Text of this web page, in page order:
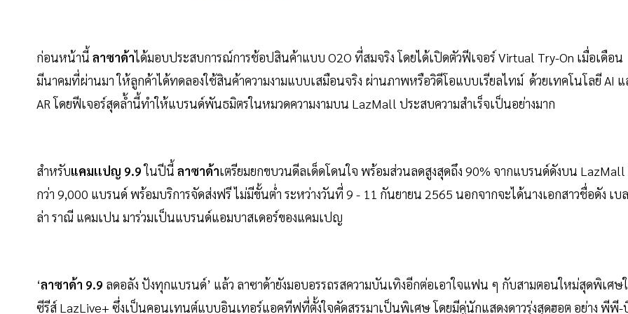
ก่อนหน้านี้ ลาซาด้าได้มอบประสบการณ์การช้อปสินค้าแบบ O2O ที่สมจริง โดยได้เปิดตัวฟีเจอร์ Virtual Try-On เมื่อเดือน
มีนาคมที่ผ่านมา ให้ลูกค้าได้ทดลองใช้สินค้าความงามแบบเสมือนจริง ผ่านภาพหรือวิดีโอแบบเรียลไทม์ ด้วยเทคโนโลยี AI แ
AR โดยฟีเจอร์สุดล้ำนี้ทำให้แบรนด์พันธมิตรในหมวดความงามบน LazMall ประสบความสำเร็จเป็นอย่างมาก
สำหรับแคมเเปญ 9.9ในปีนี้ ลาซาด้าเตรียมยกขบวนดีลเด็ดโดนใจ พร้อมส่วนลดสูงสุดถึง 90% จากแบรนด์ดังบน LazMall
กว่า 9,000 แบรนด์ พร้อมบริการจัดส่งฟรี ไม่มีขั้นต่ำ ระหว่างวันที่ 9 - 11 กันยายน 2565 นอกจากจะได้นางเอกสาวชื่อดัง เบล
ล่า ราณี แคมเปน มาร่วมเป็นแบรนด์แอมบาสเดอร์ของแคมเปญ
‘ลาซาด้า 9.9 ลดอลัง ปังทุกแบรนด์’ แล้ว ลาซาด้ายังมอบอรรถรสความบันเทิงอีกต่อเอาใจแฟน ๆ กับสามตอนใหม่สุดพิเศษ
ซีรีส์ LazLive+ ซึ่งเป็นคอนเทนต์แบบอินเทอร์แอคทีฟที่ตั้งใจคัดสรรมาเป็นพิเศษ โดยมีคู่นักแสดงดาวรุ่งสุดฮอต อย่าง พีพี-